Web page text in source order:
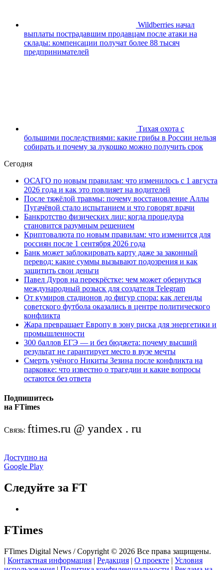
Wildberries начал
выплаты пострадавшим продавцам после атаки на
склады: компенсации получат более 88 тысяч
предпринимателей
Тихая охота с
большими последствиями: какие грибы в России нельзя
собирать и почему за лукошко можно получить срок
Сегодня
ОСАГО по новым правилам: что изменилось с 1 августа
2026 года и как это повлияет на водителей
После тяжёлой травмы: почему восстановление Аллы
Пугачёвой стало испытанием и что говорят врачи
Банкротство физических лиц: когда процедура
становится разумным решением
Криптовалюта по новым правилам: что изменится для
россиян после 1 сентября 2026 года
Банк может заблокировать карту даже за законный
перевод: какие суммы вызывают подозрения и как
защитить свои деньги
Павел Дуров на перекрёстке: чем может обернуться
международный розыск для создателя Telegram
От кумиров стадионов до фигур спора: как легенды
советского футбола оказались в центре политического
конфликта
Жара превращает Европу в зону риска для энергетики и
промышленности
300 баллов ЕГЭ — и без бюджета: почему высший
результат не гарантирует место в вузе мечты
Смерть учёного Никиты Зезина после конфликта на
парковке: что известно о трагедии и какие вопросы
остаются без ответа
Подпишитесь
на FTimes
Связь: ftimes.ru @ yandex . ru
Доступно на
Google Play
Следуйте за FT
FTimes
FTimes Digital News / Copyright © 2026 Все права защищены.
| Контактная информация | Редакция | О проекте | Условия